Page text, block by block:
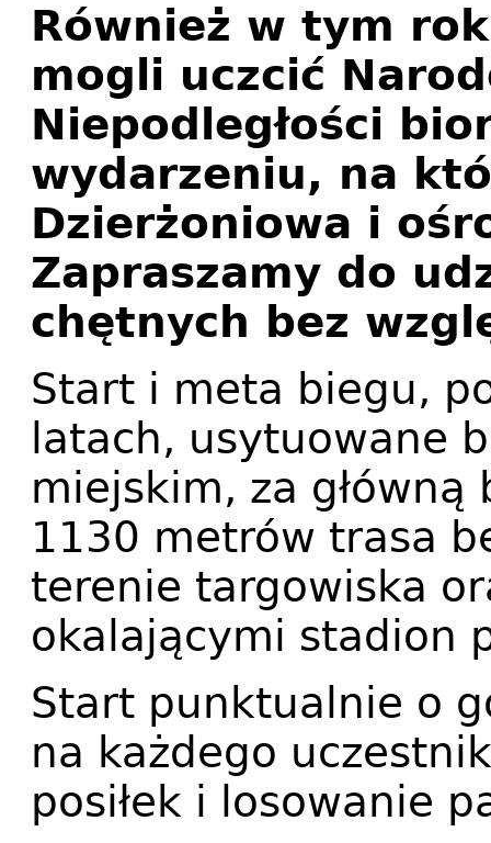
Również w tym
mogli uczcić
Niepodległości
wydarzeniu, na
Dzierżoniowa i
Zapraszamy do
chętnych bez
Start i meta biegu,
latach, usytuowane
miejskim, za
1130 metrów trasa
terenie targowiska
okalającymi stadion
Start punktualnie o
na każdego
posiłek i losowanie